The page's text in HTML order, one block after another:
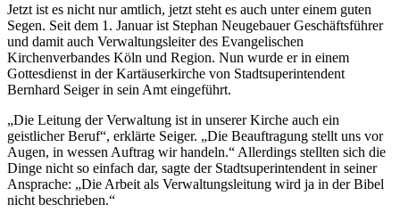
Jetzt ist es nicht nur amtlich, jetzt steht es auch unter einem guten
Segen. Seit dem 1. Januar ist Stephan Neugebauer Geschäftsführer
und damit auch Verwaltungsleiter des Evangelischen
Kirchenverbandes Köln und Region. Nun wurde er in einem
Gottesdienst in der Kartäuserkirche von Stadtsuperintendent
Bernhard Seiger in sein Amt eingeführt.
„Die Leitung der Verwaltung ist in unserer Kirche auch ein
geistlicher Beruf“, erklärte Seiger. „Die Beauftragung stellt uns vor
Augen, in wessen Auftrag wir handeln.“ Allerdings stellten sich die
Dinge nicht so einfach dar, sagte der Stadtsuperintendent in seiner
Ansprache: „Die Arbeit als Verwaltungsleitung wird ja in der Bibel
nicht beschrieben.“